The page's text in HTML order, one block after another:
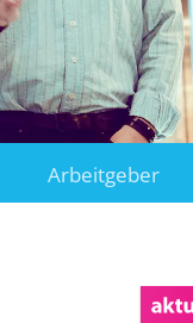
Arbeitgeber